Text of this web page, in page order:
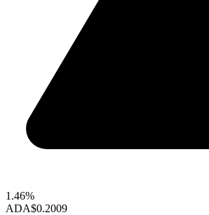
1.46%
ADA$0.2009